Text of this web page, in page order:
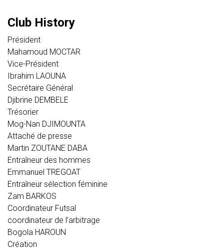
Club History
Président
Mahamoud MOCTAR
Vice-Président
Ibrahim LAOUNA
Secrétaire Général
Djibrine DEMBELE
Trésorier
Mog-Nan DJIMOUNTA
Attaché de presse
Martin ZOUTANE DABA
Entraîneur des hommes
Emmanuel TREGOAT
Entraîneur sélection féminine
Zam BARKOS
Coordinateur Futsal
coordinateur de l’arbitrage
Bogola HAROUN
Création